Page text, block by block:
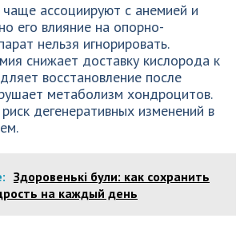
ассоциируют с анемией и
его влияние на опорно-
нельзя игнорировать.
снижает доставку кислорода к
восстановление после
метаболизм хондроцитов.
дегенеративных изменений в
Здоровенькi були: как сохранить
на каждый день